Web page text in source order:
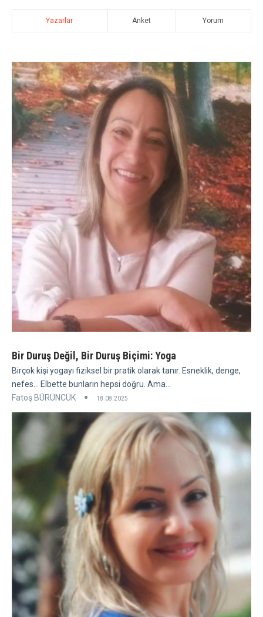
Yazarlar Anket Yorum
Bir Duruş Değil, Bir Duruş Biçimi: Yoga
Birçok kişi yogayı fiziksel bir pratik olarak tanır. Esneklik, denge,
nefes... Elbette bunların hepsi doğru. Ama...
Fatoş BÜRÜNCÜK
18.08.2025